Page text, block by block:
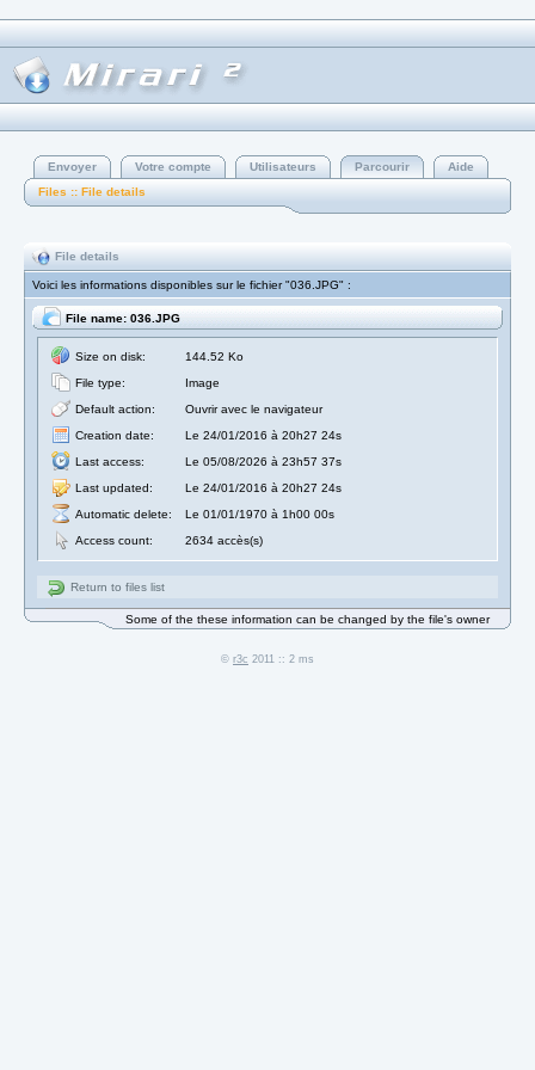
Envoyer Votre compte Utilisateurs Parcourir
Aide
Files :: File details
File details
Voici les informations disponibles sur le fichier "036.JPG" :
File name: 036.JPG
Size on disk:
144.52 Ko
File type:
Image
Default action:
Ouvrir avec le navigateur
Creation date:
Le 24/01/2016 à 20h27 24s
Last access:
Le 05/08/2026 à 23h57 37s
Last updated:
Le 24/01/2016 à 20h27 24s
Automatic delete:
Le 01/01/1970 à 1h00 00s
Access count:
2634 accès(s)
Return to files list
Some of the these information can be changed by the file's owner
© r3c 2011 :: 2 ms